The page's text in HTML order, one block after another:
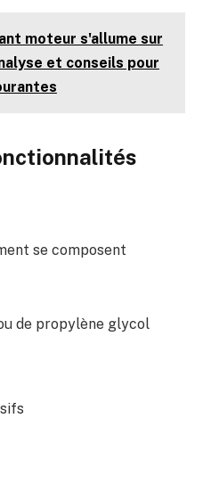
moteur s'allume sur
et conseils pour
se composent
de propylène glycol